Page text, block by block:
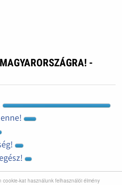
kat használunk felhasználói élmény
-